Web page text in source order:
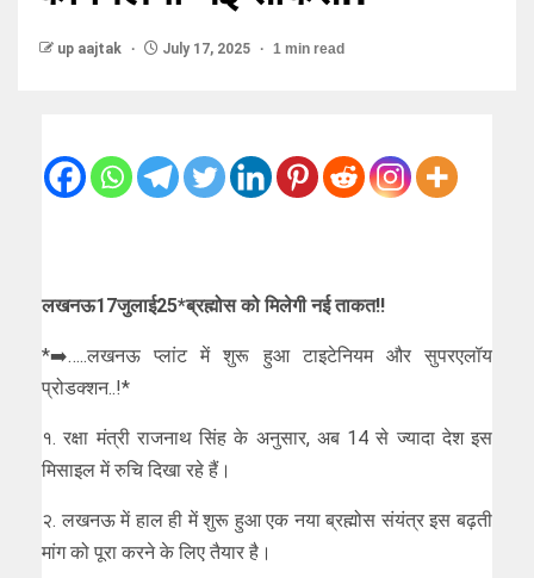
up aajtak July 17, 2025 1 min read
लखनऊ17जुलाई25*ब्रह्मोस को मिलेगी नई ताकत!!
*➡️…..लखनऊ प्लांट में शुरू हुआ टाइटेनियम और सुपरएलॉय
प्रोडक्शन..!*
१. रक्षा मंत्री राजनाथ सिंह के अनुसार, अब 14 से ज्यादा देश इस
मिसाइल में रुचि दिखा रहे हैं।
२. लखनऊ में हाल ही में शुरू हुआ एक नया ब्रह्मोस संयंत्र इस बढ़ती
मांग को पूरा करने के लिए तैयार है।